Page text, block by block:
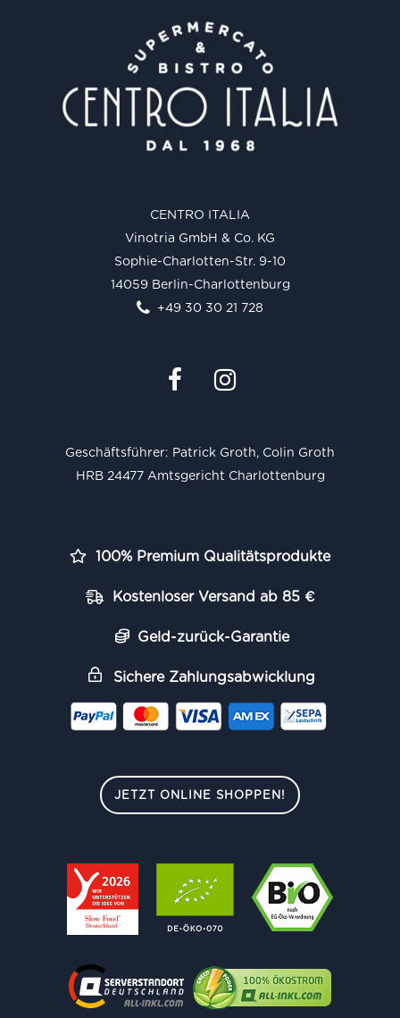
CENTRO ITALIA
Vinotria GmbH & Co. KG
Sophie-Charlotten-Str. 9-10
14059 Berlin-Charlottenburg
+49 30 30 21 728
Geschäftsführer: Patrick Groth, Colin Groth
HRB 24477 Amtsgericht Charlottenburg
100% Premium Qualitätsprodukte
Kostenloser Versand ab 85 €
Geld-zurück-Garantie
Sichere Zahlungsabwicklung
JETZT ONLINE SHOPPEN!